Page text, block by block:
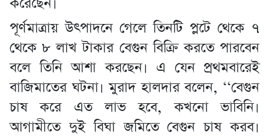
পূর্ণমাত্রায় উৎপাদনে গেলে তিনটি প্লটে থেকে ৭
থেকে ৮ লাখ টাকার বেগুন বিক্রি করতে পারবেন
বলে তিনি আশা করছেন। এ যেন প্রথমবারেই
বাজিমাতের ঘটনা। মুরাদ হালদার বলেন, ‘‘বেগুন
চাষ করে এত লাভ হবে, কখনো ভাবিনি।
আগামীতে দুই বিঘা জমিতে বেগুন চাষ করব।